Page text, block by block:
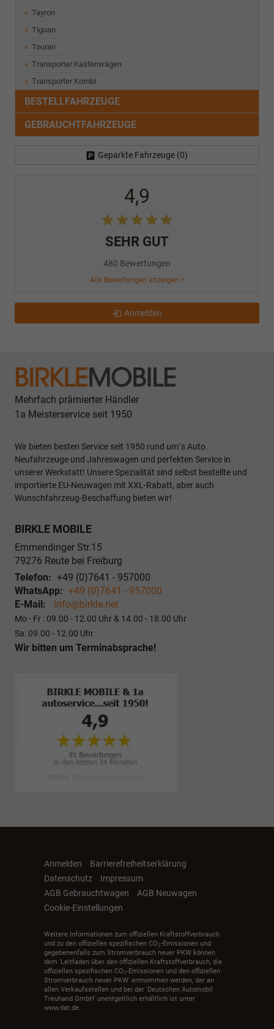
Tayron
Tiguan
Touran
Transporter Kastenwagen
Transporter Kombi
BESTELLFAHRZEUGE
GEBRAUCHTFAHRZEUGE
Geparkte Fahrzeuge (0)
4,9
SEHR GUT
480 Bewertungen
Alle Bewertungen anzeigen >
Anmelden
Mehrfach prämierter Händler
1a Meisterservice seit 1950
Wir bieten besten Service seit 1950 rund um`s Auto.
Neufahrzeuge und Jahreswagen und perfekten Service in
unserer Werkstatt! Unsere Spezialität sind selbst bestellte und
importierte EU-Neuwagen mit XXL-Rabatt, aber auch
Wunschfahrzeug-Beschaffung bieten wir!
BIRKLE MOBILE
Emmendinger Str.15
79276 Reute bei Freiburg
Telefon: +49 (0)7641 - 957000
WhatsApp: +49 (0)7641 - 957000
E-Mail:
info@birkle.net
Mo - Fr : 09.00 - 12.00 Uhr & 14.00 - 18.00 Uhr
Sa: 09.00 - 12.00 Uhr
Wir bitten um Terminabsprache!
Anmelden
Barrierefreiheitserklärung
Datenschutz
Impressum
AGB Gebrauchtwagen
AGB Neuwagen
Cookie-Einstellungen
Weitere Informationen zum offiziellen Kraftstoffverbrauch
und zu den offiziellen spezifischen CO2-Emissionen und
gegebenenfalls zum Stromverbrauch neuer PKW können
dem 'Leitfaden über den offiziellen Kraftstoffverbrauch, die
offiziellen spezifischen CO2-Emissionen und den offiziellen
Stromverbrauch neuer PKW' entnommen werden, der an
allen Verkaufsstellen und bei der 'Deutschen Automobil
Treuhand GmbH' unentgeltlich erhältlich ist unter
www.dat.de.